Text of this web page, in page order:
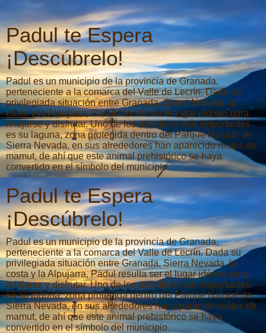
Padul te Espera
¡Descúbrelo!
Padul es un municipio de la provincia de Granada,
perteneciente a la comarca del Valle de Lecrín. Dada su
privilegiada situación entre Granada, Sierra Nevada, la
costa y la Alpujarra, Padul resulta ser el lugar idóneo para
relajarse y disfrutar. Uno de los atractivos más importantes
es su laguna, zona protegida dentro del Parque Natural de
Sierra Nevada, en sus alrededores han aparecido restos de
mamut, de ahí que este animal prehistórico se haya
convertido en el símbolo del municipio.
Padul te Espera
¡Descúbrelo!
Padul es un municipio de la provincia de Granada,
perteneciente a la comarca del Valle de Lecrín. Dada su
privilegiada situación entre Granada, Sierra Nevada, la
costa y la Alpujarra, Padul resulta ser el lugar idóneo para
relajarse y disfrutar. Uno de los atractivos más importantes
es su laguna, zona protegida dentro del Parque Natural de
Sierra Nevada, en sus alrededores han aparecido restos de
mamut, de ahí que este animal prehistórico se haya
convertido en el símbolo del municipio.